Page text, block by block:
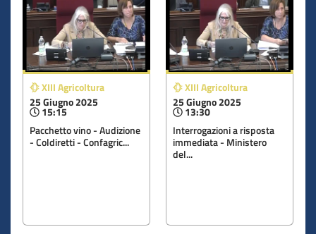
XIII Agricoltura
25 Giugno 2025
15:15
Pacchetto vino - Audizione
- Coldiretti - Confagric...
XIII Agricoltura
25 Giugno 2025
13:30
Interrogazioni a risposta
immediata - Ministero
del...